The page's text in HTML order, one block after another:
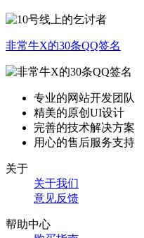
非常牛X的30条QQ签名
专业的网站开发团队
精美的原创UI设计
完善的技术解决方案
用心的售后服务支持
关于
关于我们
意见反馈
帮助中心